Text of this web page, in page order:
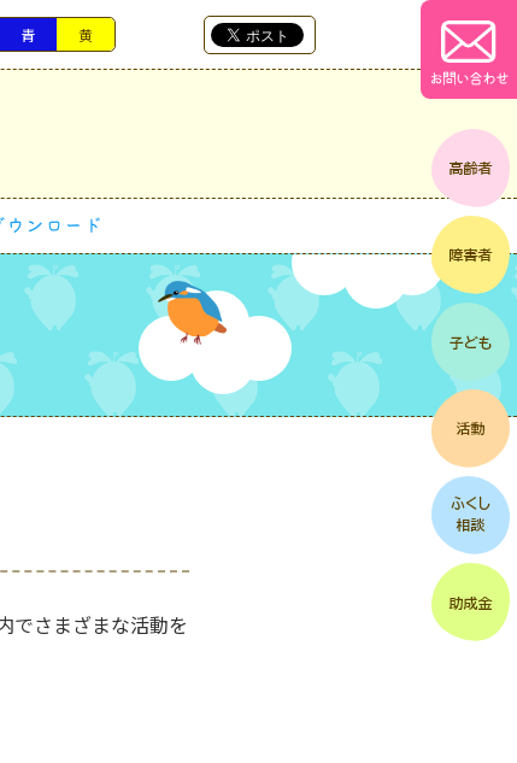
青 黄
ウンロード
お問い合わせ
でさまざまな活動を